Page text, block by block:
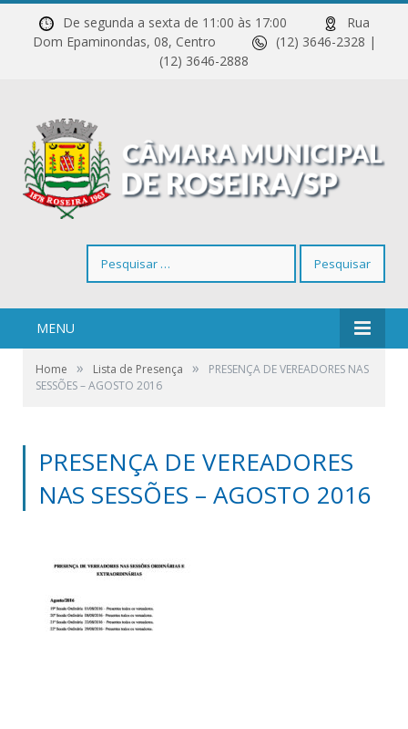
De segunda a sexta de 11:00 às 17:00
Rua
Dom Epaminondas, 08, Centro
(12) 3646-2328 |
(12) 3646-2888
por:
MENU
Home » Lista de Presença »
PRESENÇA DE VEREADORES NAS
SESSÕES – AGOSTO 2016
PRESENÇA DE VEREADORES
NAS SESSÕES – AGOSTO 2016